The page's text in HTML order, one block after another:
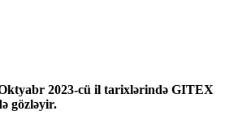
2023-cü il tarixlərində GITEX
gözləyir.